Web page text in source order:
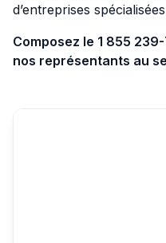
d’entreprises
Composez le 1 855
nos représentants au